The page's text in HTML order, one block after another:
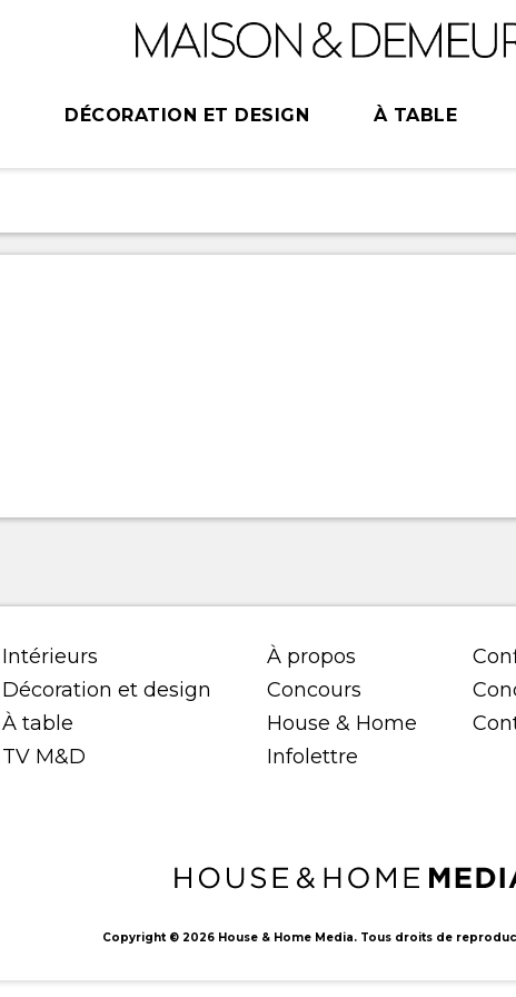
DÉCORATION ET DESIGN À TABLE
Intérieurs
Décoration et design
À table
TV M&D
À propos
Concours
House & Home
Infolettre
Copyright © 2026 House & Home Media. Tous droits de